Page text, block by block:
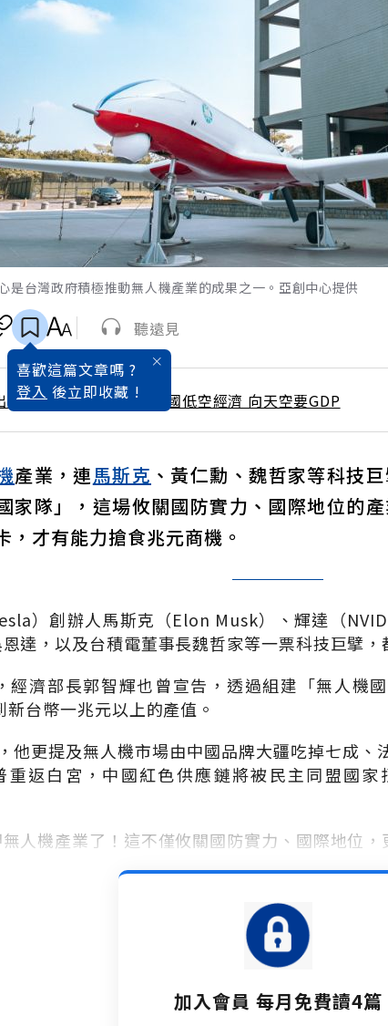
是台灣政府積極推動無人機產業的成果之一。亞創中心提供
喜歡這篇文章嗎 ?
登入 後立即收藏 !
聽遠見
自 2025 / 3月號雜誌 中國低空經濟 向天空要GDP
產業，連馬斯克 、黃仁勳、魏哲家等科技
家隊」，這場攸關國防實力、國際地位的
，才有能力搶食兆元商機。
）創辦人馬斯克（Elon Musk）、輝達（
達，以及台積電董事長魏哲家等一票科技巨擘，
經濟部長郭智輝也曾宣告，透過組建「無人機
新台幣一兆元以上的產值。
他更提及無人機市場由中國品牌大疆吃掉七成、
重返白宮，中國紅色供應鏈將被民主同盟國
人機產業了！這不僅攸關國防實力、國際地位，
加入會員 每月免費讀4篇